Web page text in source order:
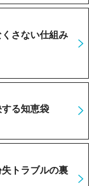
さない仕組み
する知恵袋
トラブルの裏